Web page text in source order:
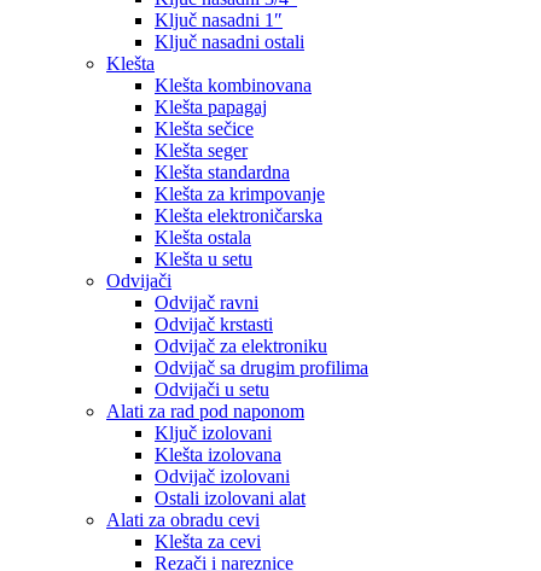
Ključ nasadni 1″
Ključ nasadni ostali
Klešta
Klešta kombinovana
Klešta papagaj
Klešta sečice
Klešta seger
Klešta standardna
Klešta za krimpovanje
Klešta elektroničarska
Klešta ostala
Klešta u setu
Odvijači
Odvijač ravni
Odvijač krstasti
Odvijač za elektroniku
Odvijač sa drugim profilima
Odvijači u setu
Alati za rad pod naponom
Ključ izolovani
Klešta izolovana
Odvijač izolovani
Ostali izolovani alat
Alati za obradu cevi
Klešta za cevi
Rezači i nareznice